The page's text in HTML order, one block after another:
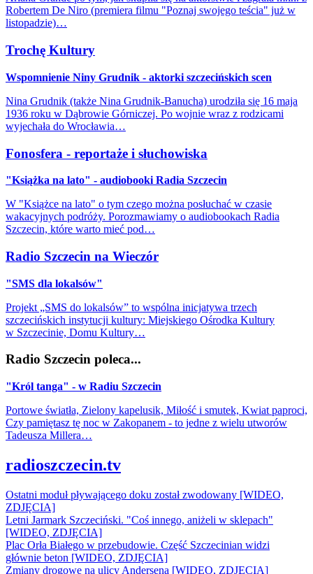
Robertem De Niro (premiera filmu "Poznaj swojego teścia" już w
listopadzie)…
Trochę Kultury
Wspomnienie Niny Grudnik - aktorki szczecińskich scen
Nina Grudnik (także Nina Grudnik-Banucha) urodziła się 16 maja
1936 roku w Dąbrowie Górniczej. Po wojnie wraz z rodzicami
wyjechała do Wrocławia…
Fonosfera - reportaże i słuchowiska
"Książka na lato" - audiobooki Radia Szczecin
W "Książce na lato" o tym czego można posłuchać w czasie
wakacyjnych podróży. Porozmawiamy o audiobookach Radia
Szczecin, które warto mieć pod…
Radio Szczecin na Wieczór
"SMS dla lokalsów"
Projekt „SMS do lokalsów” to wspólna inicjatywa trzech
szczecińskich instytucji kultury: Miejskiego Ośrodka Kultury
w Szczecinie, Domu Kultury…
Radio Szczecin poleca...
"Król tanga" - w Radiu Szczecin
Portowe światła, Zielony kapelusik, Miłość i smutek, Kwiat paproci,
Czy pamiętasz tę noc w Zakopanem - to jedne z wielu utworów
Tadeusza Millera…
radioszczecin.tv
Ostatni moduł pływającego doku został zwodowany [WIDEO,
ZDJĘCIA]
Letni Jarmark Szczeciński. "Coś innego, aniżeli w sklepach"
[WIDEO, ZDJĘCIA]
Plac Orła Białego w przebudowie. Część Szczecinian widzi
głównie beton [WIDEO, ZDJĘCIA]
Zmiany drogowe na ulicy Andersena [WIDEO, ZDJĘCIA]